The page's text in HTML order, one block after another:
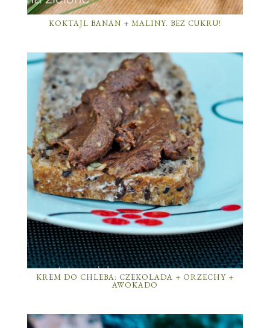
KOKTAJL BANAN + MALINY. BEZ CUKRU!
KREM DO CHLEBA: CZEKOLADA + ORZECHY +
AWOKADO